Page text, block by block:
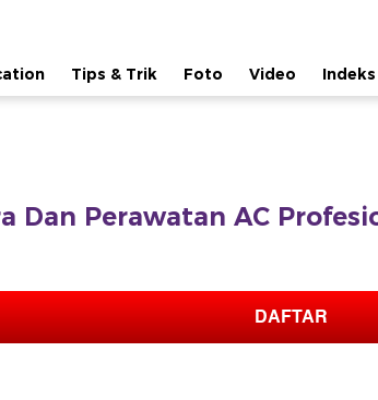
Tips & Trik Foto Video Indeks
Dan Perawatan AC
DAFTAR